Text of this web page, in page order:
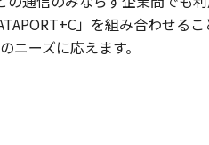
」を組み合わせる
ーズに応えます。